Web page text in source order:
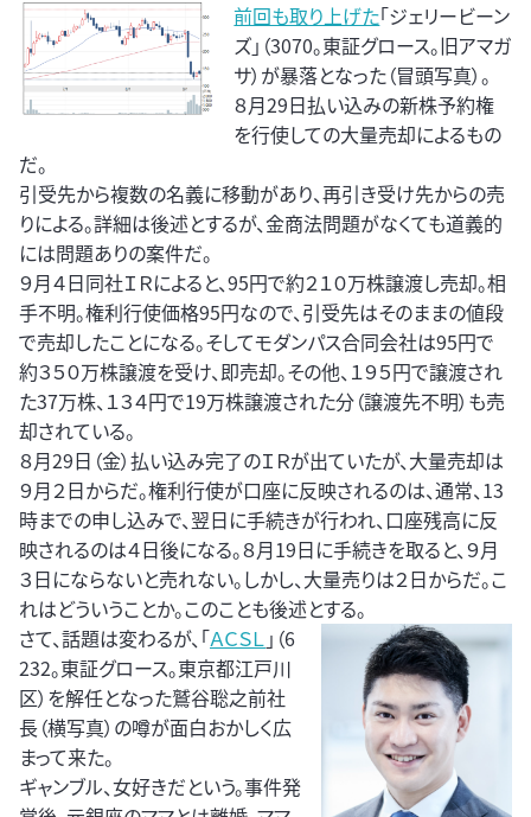
前回も取り上げた「ジェリービーン
ズ」（3070。東証グロース。旧アマガ
サ）が暴落となった（冒頭写真）。
８月29日払い込みの新株予約権
を行使しての大量売却によるもの
だ。
引受先から複数の名義に移動があり、再引き受け先からの売
りによる。詳細は後述とするが、金商法問題がなくても道義的
には問題ありの案件だ。
９月４日同社ＩＲによると、95円で約２１０万株譲渡し売却。相
手不明。権利行使価格95円なので、引受先はそのままの値段
で売却したことになる。そしてモダンパス合同会社は95円で
約３５０万株譲渡を受け、即売却。その他、１９５円で譲渡され
た37万株、１３４円で19万株譲渡された分（譲渡先不明）も売
却されている。
８月29日（金）払い込み完了のＩＲが出ていたが、大量売却は
９月２日からだ。権利行使が口座に反映されるのは、通常、13
時までの申し込みで、翌日に手続きが行われ、口座残高に反
映されるのは４日後になる。８月19日に手続きを取ると、９月
３日にならないと売れない。しかし、大量売りは２日からだ。こ
れはどういうことか。このことも後述とする。
さて、話題は変わるが、「ＡＣＳＬ 」（6
232。東証グロース。東京都江戸川
区）を解任となった鷲谷聡之前社
長（横写真）の噂が面白おかしく広
まって来た。
ギャンブル、女好きだという。事件発